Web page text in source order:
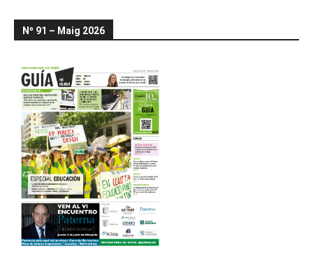
Nº 91 – Maig 2026